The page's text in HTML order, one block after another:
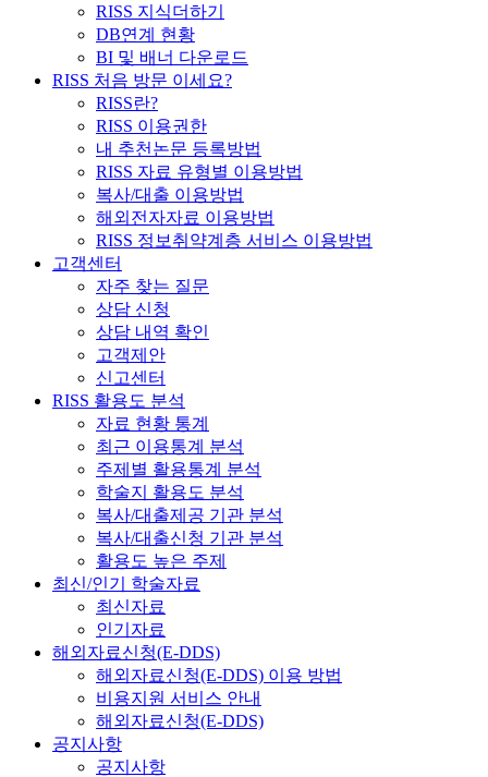
RISS 지식더하기
DB연계 현황
BI 및 배너 다운로드
RISS 처음 방문 이세요?
RISS란?
RISS 이용권한
내 추천논문 등록방법
RISS 자료 유형별 이용방법
복사/대출 이용방법
해외전자자료 이용방법
RISS 정보취약계층 서비스 이용방법
고객센터
자주 찾는 질문
상담 신청
상담 내역 확인
고객제안
신고센터
RISS 활용도 분석
자료 현황 통계
최근 이용통계 분석
주제별 활용통계 분석
학술지 활용도 분석
복사/대출제공 기관 분석
복사/대출신청 기관 분석
활용도 높은 주제
최신/인기 학술자료
최신자료
인기자료
해외자료신청(E-DDS)
해외자료신청(E-DDS) 이용 방법
비용지원 서비스 안내
해외자료신청(E-DDS)
공지사항
공지사항